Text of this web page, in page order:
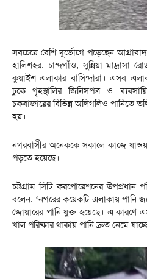
সবচেয়ে বেশি দুর্ভোগে পড়েছেন
হালিশহর, চান্দগাঁও, সুন্নিয়া
কুয়াইশ এলাকার বাসিন্দারা। এসব
ঢুকে গৃহস্থালির জিনিসপত্র ও
চকবাজারের বিভিন্ন অলিগলিও পানিতে
হয়।
নগরবাসীর অনেককে সকালে কাজে
পড়তে হয়েছে।
চট্টগ্রাম সিটি করপোরেশনের উপপ্রধান
বলেন, ‘নগরের কয়েকটি এলাকায় পানি
জোয়ারের পানি যুক্ত হয়েছে। এ কারণে
খাল পরিষ্কার থাকায় পানি দ্রুত নেমে